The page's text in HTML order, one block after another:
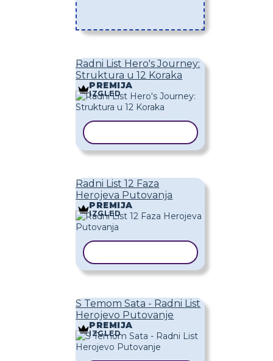
Radni List Hero's Journey:
Struktura u 12 Koraka
PREMIJA
IZGLED
Radni List 12 Faza
Herojeva Putovanja
PREMIJA
IZGLED
S Temom Sata - Radni List
Herojevo Putovanje
PREMIJA
IZGLED